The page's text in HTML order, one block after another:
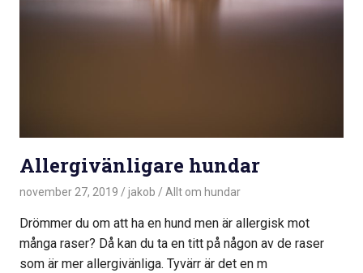
Allergivänligare hundar
november 27, 2019 jakob Allt om hundar
Drömmer du om att ha en hund men är allergisk mot
många raser? Då kan du ta en titt på någon av de raser
som är mer allergivänliga. Tyvärr är det en m